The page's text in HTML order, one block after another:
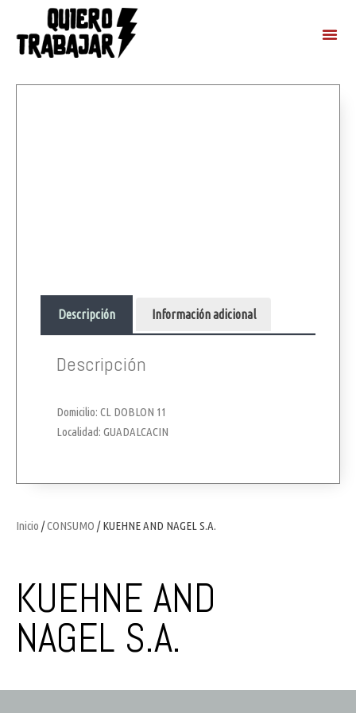
Inicio /CONSUMO / KUEHNE AND NAGEL S.A.
KUEHNE AND
NAGEL S.A.
Descripción Información adicional
Descripción
Domicilio: CL DOBLON 11
Localidad: GUADALCACIN